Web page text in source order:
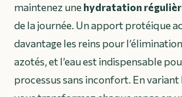
maintenez unehydratation
de la journée. Un apport protéique
davantage les reins pour
azotés, et l’eau est indispensable
processus sans inconfort. En variant